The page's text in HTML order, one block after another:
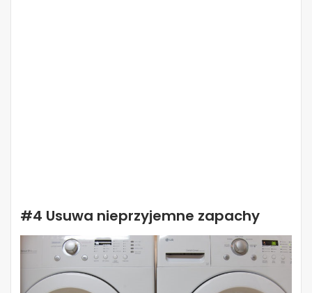
#4 Usuwa nieprzyjemne zapachy